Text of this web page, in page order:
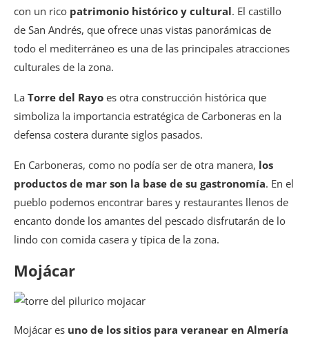
con un rico patrimonio histórico y cultural. El castillo
de San Andrés, que ofrece unas vistas panorámicas de
todo el mediterráneo es una de las principales atracciones
culturales de la zona.
La Torre del Rayo es otra construcción histórica que
simboliza la importancia estratégica de Carboneras en la
defensa costera durante siglos pasados.
En Carboneras, como no podía ser de otra manera, los
productos de mar son la base de su gastronomía. En el
pueblo podemos encontrar bares y restaurantes llenos de
encanto donde los amantes del pescado disfrutarán de lo
lindo con comida casera y típica de la zona.
Mojácar
Mojácar es uno de los sitios para veranear en Almería